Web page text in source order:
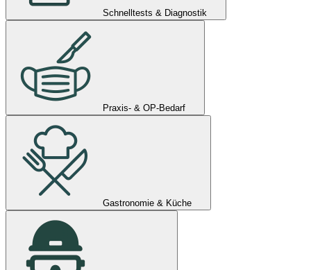
Schnelltests & Diagnostik
Praxis- & OP-Bedarf
Gastronomie & Küche